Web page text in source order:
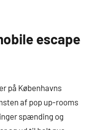
escape
på Københavns
af pop up-rooms
spænding og